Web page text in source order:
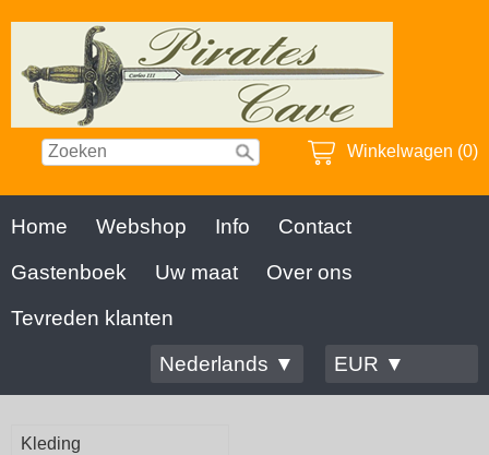
Winkelwagen (0)
Home Webshop Info
Contact
Gastenboek
Uw maat
Over ons
Tevreden klanten
Nederlands ▼
EUR ▼
Kleding